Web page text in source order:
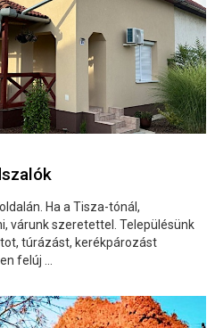
Ha a Tisza-tónál,
várunk szeretettel. Településünk
túrázást, kerékpározást
felúj ...